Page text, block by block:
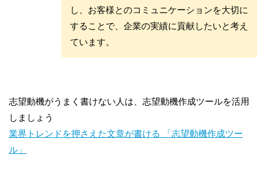
し、お客様とのコミュニケーションを大切に
することで、企業の実績に貢献したいと考え
ています。
志望動機がうまく書けない人は、志望動機作成ツールを活用
しましょう
業界トレンドを押さえた文章が書ける 「志望動機作成ツー
ル」